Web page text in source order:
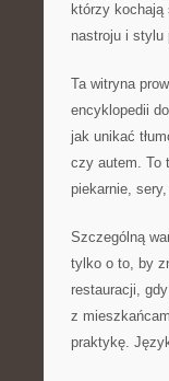
którzy
nastroju i stylu
Ta witryna
encyklopedii
jak unikać
czy autem. To
piekarnie,
Szczególną
tylko o to, by
restauracji,
z
praktykę.